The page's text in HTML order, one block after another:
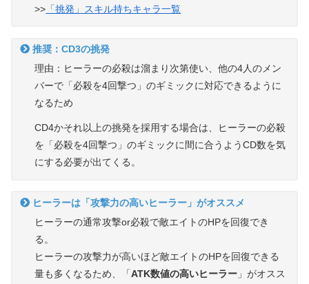
>> 「挑発」スキル持ちキャラ一覧
推奨：CD3の挑発
理由：ヒーラーの必殺は溜まり次第使い、他の4人のメン
バーで「必殺を4回撃つ」のギミックに対応できるように
なるため
CD4かそれ以上の挑発を採用する場合は、ヒーラーの必殺
を「必殺を4回撃つ」のギミックに間に合うようCD数を気
にする必要が出てくる。
ヒーラーは「攻撃力の高いヒーラー 」がオススメ
ヒーラーの通常攻撃or必殺で敵エイトのHPを回復でき
る。
ヒーラーの攻撃力が高いほど敵エイトのHPを回復できる
量も多くなるため、「ATK数値の高いヒーラー 」がオスス